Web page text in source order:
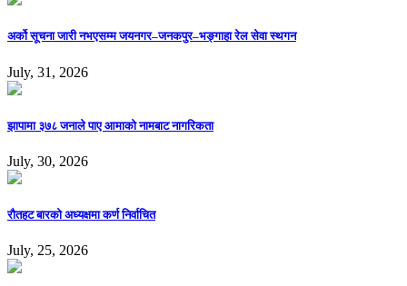
अर्को सूचना जारी नभएसम्म जयनगर–जनकपुर–भङ्गाहा रेल सेवा स्थगन
July, 31, 2026
झापामा ३७८ जनाले पाए आमाको नामबाट नागरिकता
July, 30, 2026
रौतहट बारको अध्यक्षमा कर्ण निर्वाचित
July, 25, 2026